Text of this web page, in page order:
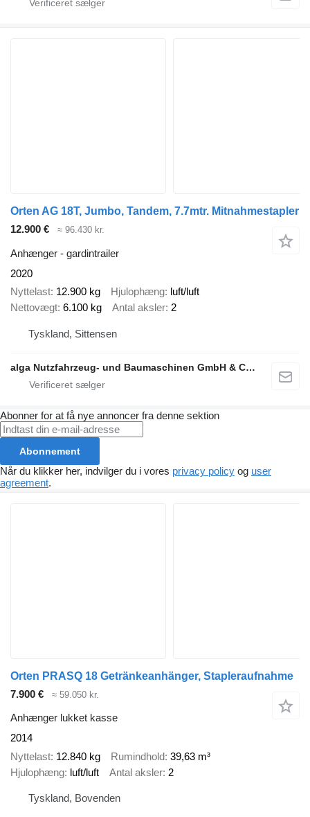
Orten AG 18T, Jumbo, Tandem, 7.7mtr. Mitnahmestapler
12.900 €
≈ 96.430 kr.
Anhænger - gardintrailer
2020
Nyttelast 12.900 kg Hjulophæng luft/luft
Nettovægt 6.100 kg Antal aksler 2
Tyskland, Sittensen
alga Nutzfahrzeug- und Baumaschinen GmbH & Co. KG
Abonner for at få nye annoncer fra denne sektion
Abonnement
Når du klikker her, indvilger du i vores privacy policy og user
agreement.
Orten PRASQ 18 Getränkeanhänger, Stapleraufnahme
7.900 €
≈ 59.050 kr.
Anhænger lukket kasse
2014
Nyttelast 12.840 kg Rumindhold 39,63 m³
Hjulophæng luft/luft Antal aksler 2
Tyskland, Bovenden